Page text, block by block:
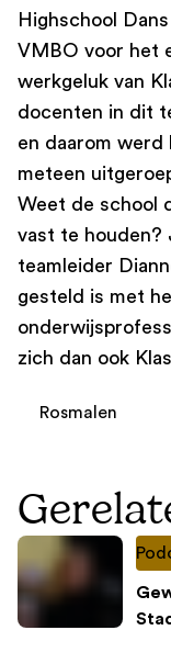
Highschool
VMBO voor het
werkgeluk van
docenten in dit
en daarom werd
meteen
Weet de school
vast te houden?
teamleider
gesteld is met
zich dan ook
Rosmalen